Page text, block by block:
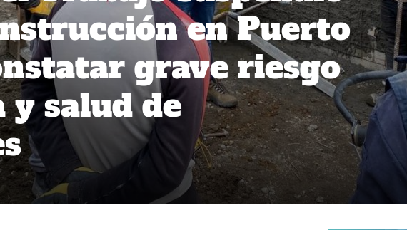
en Puerto
grave riesgo
salud de